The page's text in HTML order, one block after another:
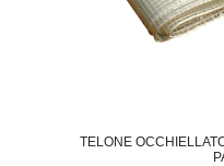
TELONE